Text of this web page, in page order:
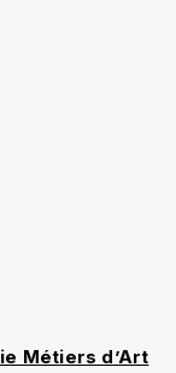
Métiers d’Art